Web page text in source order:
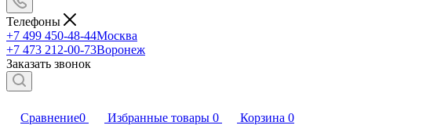
Телефоны
+7 499 450-48-44Москва
+7 473 212-00-73Воронеж
Заказать звонок
Сравнение0 Избранные товары 0 Корзина 0